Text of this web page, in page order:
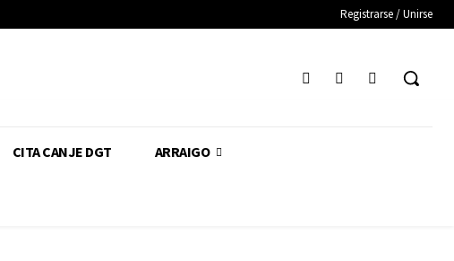
Registrarse / Unirse
CITA CANJE DGT ARRAIGO